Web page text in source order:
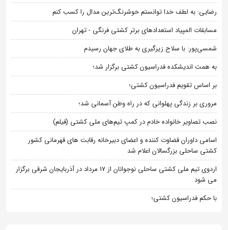
رضایی: به لطف خدا توانستم خوشرنگ‌ترین مدال را کسب کنم
مسابقات المپیاد استعدادهای برتر کشتی فرنگی - تهران
شمسی‌پور: با سلاح زیرگیری به طلای جهان رسیدم
به همت اندیشکده فدراسیون کشتی برگزار شد؛
بر اساس تقویم فدراسیون کشتی؛
مروری بر زندگی پهلوانی که در راه وطن آسمانی شد؛
نصب تصاویر خانواده خادم در کمپ تیم‌های ملی کشتی (فیلم)
اسامی داوران قضاوت کننده و اعضای دبیرخانه رقابت های قهرمانی کشور
کشتی ساحلی بزرگسالان اعلام شد
اردوی تیم ملی کشتی ساحلی نوجوانان از 17 مرداد در آذربایجان شرقی برگزار
می شود
با حکم فدراسیون کشتی؛